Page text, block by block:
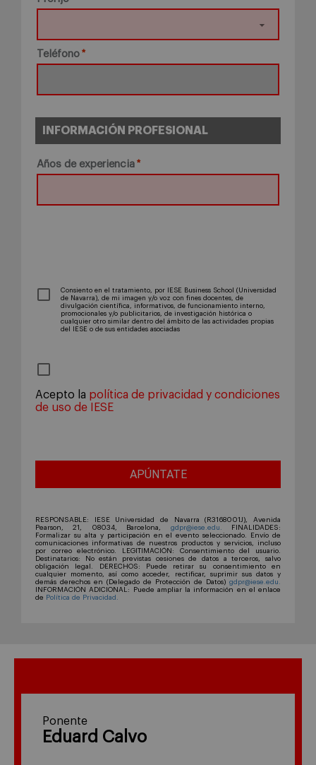
Teléfono
INFORMACIÓN PROFESIONAL
Años de experiencia
Consiento en el tratamiento, por IESE Business School (Universidad
de Navarra), de mi imagen y/o voz con fines docentes, de
divulgación científica, informativos, de funcionamiento interno,
promocionales y/o publicitarios, de investigación histórica o
cualquier otro similar dentro del ámbito de las actividades propias
del IESE o de sus entidades asociadas
Acepto la política de privacidad y condiciones
de uso de IESE
RESPONSABLE: IESE Universidad de Navarra (R3168001J), Avenida
Pearson, 21, 08034, Barcelona, gdpr@iese.edu.
FINALIDADES:
Formalizar su alta y participación en el evento seleccionado. Envío de
comunicaciones informativas de nuestros productos y servicios, incluso
por correo electrónico. LEGITIMACIÓN: Consentimiento del usuario.
Destinatarios: No están previstas cesiones de datos a terceros, salvo
obligación legal. DERECHOS: Puede retirar su consentimiento en
cualquier momento, así como acceder, rectificar, suprimir sus datos y
demás derechos en (Delegado de Protección de Datos) gdpr@iese.edu.
INFORMACIÓN ADICIONAL: Puede ampliar la información en el enlace
de Política de Privacidad.
Ponente
Eduard Calvo